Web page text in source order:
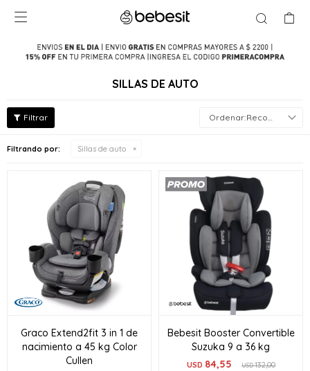

SILLAS DE AUTO
Recomendados
Filtrando por: Sillas de auto
Graco Extend2fit 3 in 1 de
nacimiento a 45 kg Color
Cullen
Bebesit Booster Convertible
Suzuka 9 a 36 kg
USD 84,55 USD132,00